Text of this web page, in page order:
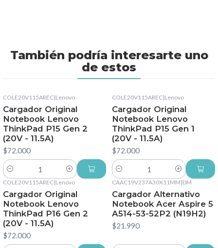
También podría interesarte uno
de estos
COLE20V115AREC|Lenovo
Cargador Original
Notebook Lenovo
ThinkPad P15 Gen 2
(20V - 11.5A)
$72.000
Cantidad
COLE20V115AREC|Lenovo
Cargador Original
Notebook Lenovo
ThinkPad P15 Gen 1
(20V - 11.5A)
$72.000
Cantidad
COLE20V115AREC|Lenovo
Cargador Original
Notebook Lenovo
ThinkPad P16 Gen 2
(20V - 11.5A)
$72.000
CAAC19V237A30X11MM |DM
Cargador Alternativo
Notebook Acer Aspire 5
A514-53-52P2 (N19H2)
$21.990